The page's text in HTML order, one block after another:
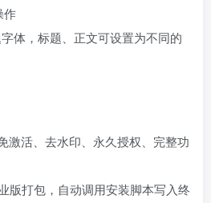
作
体，标题、正文可设置为不同的
激活、去水印、永久授权、完整功
版打包，自动调用安装脚本写入终